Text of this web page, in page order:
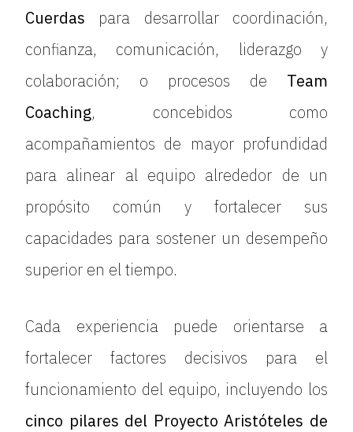
Cuerdas para desarrollar coordinación,
confianza, comunicación, liderazgo y
colaboración; o procesos de Team
Coaching, concebidos como
acompañamientos de mayor profundidad
para alinear al equipo alrededor de un
propósito común y fortalecer sus
capacidades para sostener un desempeño
superior en el tiempo.
Cada experiencia puede orientarse a
fortalecer factores decisivos para el
funcionamiento del equipo, incluyendo los
cinco pilares del Proyecto Aristóteles de